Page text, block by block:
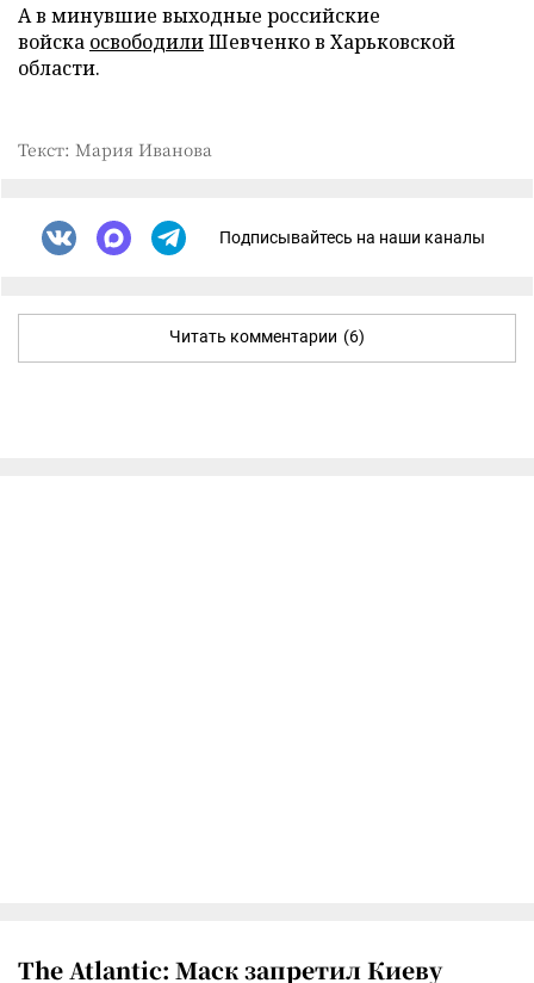
А в минувшие выходные российские
войска освободилиШевченко в Харьковской
области.
Текст: Мария Иванова
Подписывайтесь на наши каналы
Читать комментарии (6)
The Atlantic: Маск запретил Киеву